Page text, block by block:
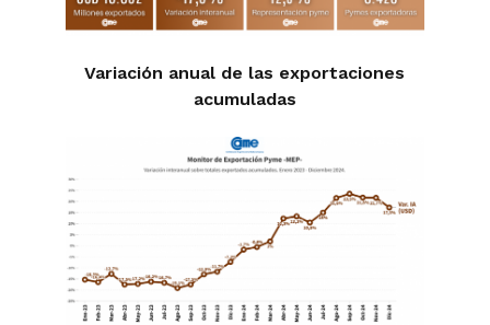
Variación anual de las exportaciones
acumuladas